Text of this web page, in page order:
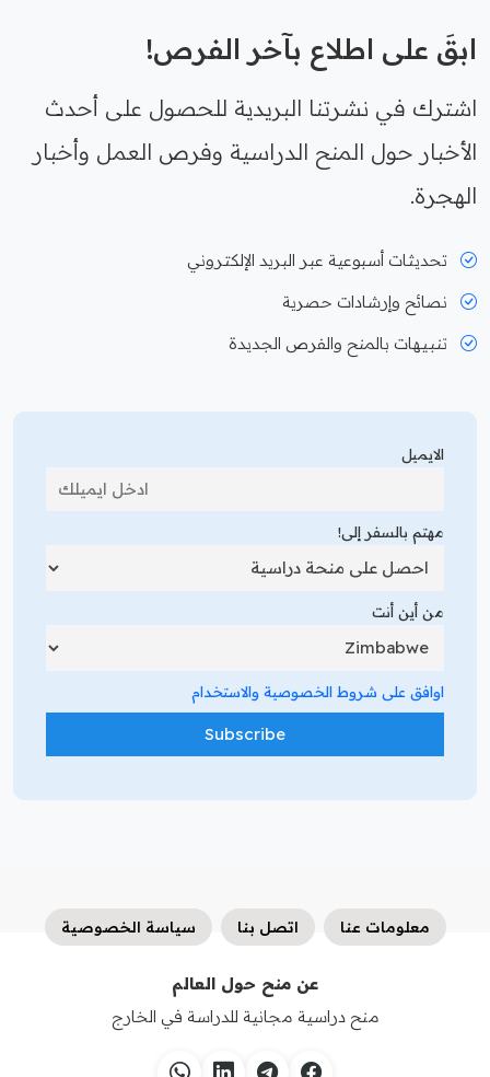
ابقَ على اطلاع بآخر الفرص!
اشترك في نشرتنا البريدية للحصول على أحدث
الأخبار حول المنح الدراسية وفرص العمل وأخبار
الهجرة.
تحديثات أسبوعية عبر البريد الإلكتروني
نصائح وإرشادات حصرية
تنبيهات بالمنح والفرص الجديدة
الايميل
مهتم بالسفر إلى!
من أين أنت
اوافق على شروط الخصوصية والاستخدام
معلومات عنا اتصل بنا سياسة الخصوصية
عن منح حول العالم
منح دراسية مجانية للدراسة في الخارج